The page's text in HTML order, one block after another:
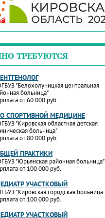
ТРЕБУЮТСЯ
"Белохолуницкая центральная
больница"
от 60 000 руб.
СПОРТИВНОЙ МЕДИЦИНЕ
"Кировская областная детская
больница"
от 80 000 руб.
ПРАКТИКИ
"Юрьянская районная больница"
от 100 000 руб.
УЧАСТКОВЫЙ
"Кировская городская
от 100 000 руб.
УЧАСТКОВЫЙ